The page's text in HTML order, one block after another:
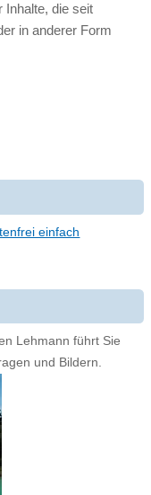
Inhalte, die seit
in anderer Form
einfach
Lehmann führt Sie
und Bildern.